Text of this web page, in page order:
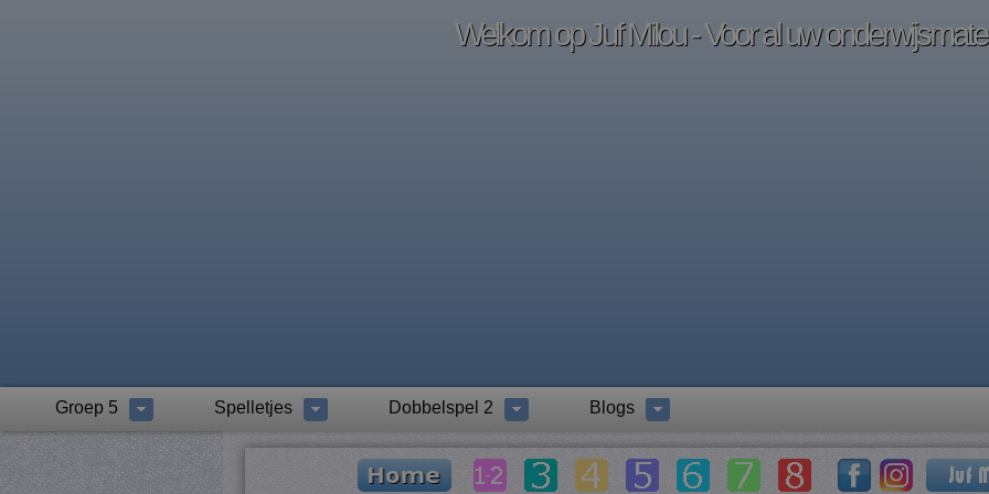
Welkom op Juf Milou - Voor al uw
Groep 5 Spelletjes Dobbelspel 2 Blogs